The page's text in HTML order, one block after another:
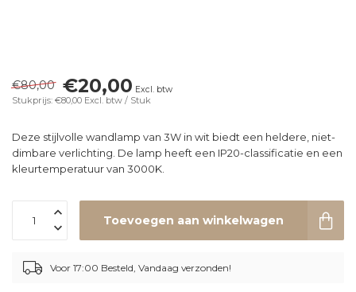
€80,00 €20,00 Excl. btw
Stukprijs: €80,00 Excl. btw / Stuk
Deze stijlvolle wandlamp van 3W in wit biedt een heldere, niet-
dimbare verlichting. De lamp heeft een IP20-classificatie en een
kleurtemperatuur van 3000K.
Toevoegen aan winkelwagen
Voor 17:00 Besteld, Vandaag verzonden!